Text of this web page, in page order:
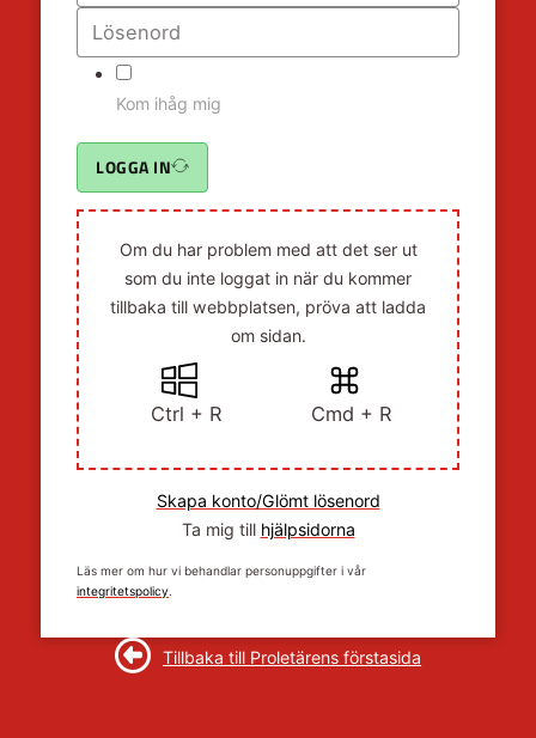
Kom ihåg mig
LOGGA IN
Om du har problem med att det ser ut
som du inte loggat in när du kommer
tillbaka till webbplatsen, pröva att ladda
om sidan.
Ctrl + R Cmd + R
Skapa konto/Glömt lösenord
Ta mig till hjälpsidorna
Läs mer om hur vi behandlar personuppgifter i vår
integritetspolicy.
Tillbaka till Proletärens förstasida